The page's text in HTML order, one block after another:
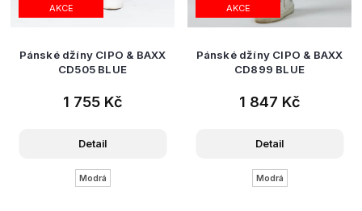
AKCE
Pánské džíny CIPO & BAXX
CD505 BLUE
1 755 Kč
Detail
Modrá
AKCE
Pánské džíny CIPO & BAXX
CD899 BLUE
1 847 Kč
Detail
Modrá